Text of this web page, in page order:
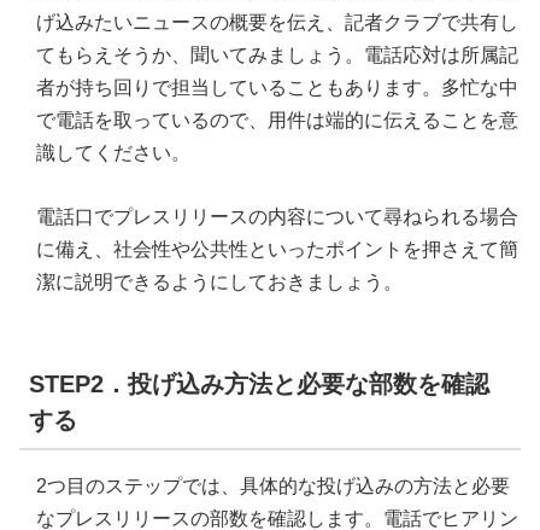
げ込みたいニュースの概要を伝え、記者クラブで共有し
てもらえそうか、聞いてみましょう。電話応対は所属記
者が持ち回りで担当していることもあります。多忙な中
で電話を取っているので、用件は端的に伝えることを意
識してください。
電話口でプレスリリースの内容について尋ねられる場合
に備え、社会性や公共性といったポイントを押さえて簡
潔に説明できるようにしておきましょう。
STEP2．投げ込み方法と必要な部数を確認
する
2つ目のステップでは、具体的な投げ込みの方法と必要
なプレスリリースの部数を確認します。電話でヒアリン